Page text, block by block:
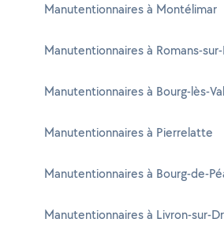
Manutentionnaires à Montélimar
Manutentionnaires à Romans-
Manutentionnaires à Bourg-lès-
Manutentionnaires à Pierrelatte
Manutentionnaires à Bourg-de-
Manutentionnaires à Livron-sur-